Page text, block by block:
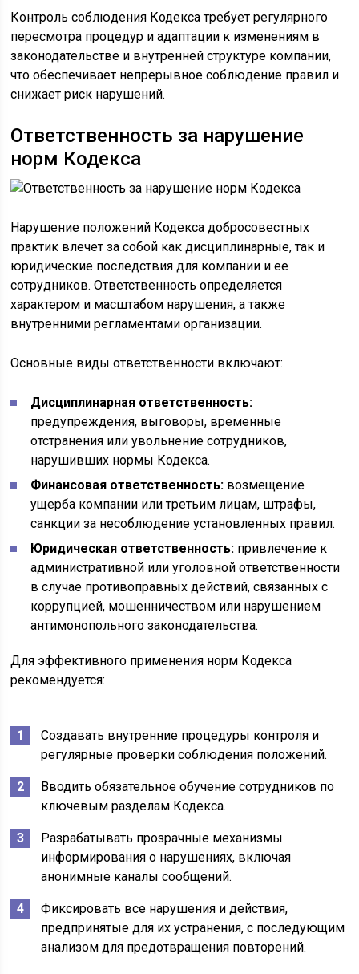
Контроль соблюдения Кодекса требует регулярного
пересмотра процедур и адаптации к изменениям в
законодательстве и внутренней структуре компании,
что обеспечивает непрерывное соблюдение правил и
снижает риск нарушений.
Ответственность за нарушение
норм Кодекса
Нарушение положений Кодекса добросовестных
практик влечет за собой как дисциплинарные, так и
юридические последствия для компании и ее
сотрудников. Ответственность определяется
характером и масштабом нарушения, а также
внутренними регламентами организации.
Основные виды ответственности включают:
Дисциплинарная ответственность:
предупреждения, выговоры, временные
отстранения или увольнение сотрудников,
нарушивших нормы Кодекса.
Финансовая ответственность: возмещение
ущерба компании или третьим лицам, штрафы,
санкции за несоблюдение установленных правил.
Юридическая ответственность: привлечение к
административной или уголовной ответственности
в случае противоправных действий, связанных с
коррупцией, мошенничеством или нарушением
антимонопольного законодательства.
Для эффективного применения норм Кодекса
рекомендуется:
Создавать внутренние процедуры контроля и
регулярные проверки соблюдения положений.
Вводить обязательное обучение сотрудников по
ключевым разделам Кодекса.
Разрабатывать прозрачные механизмы
информирования о нарушениях, включая
анонимные каналы сообщений.
Фиксировать все нарушения и действия,
предпринятые для их устранения, с последующим
анализом для предотвращения повторений.